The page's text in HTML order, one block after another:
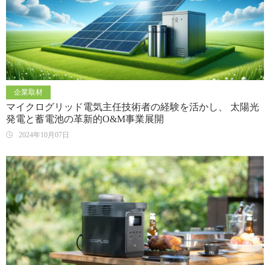
企業取材
マイクログリッド電気主任技術者の経験を活かし、 太陽光
発電と蓄電池の革新的O&M事業展開
2024年10月07日